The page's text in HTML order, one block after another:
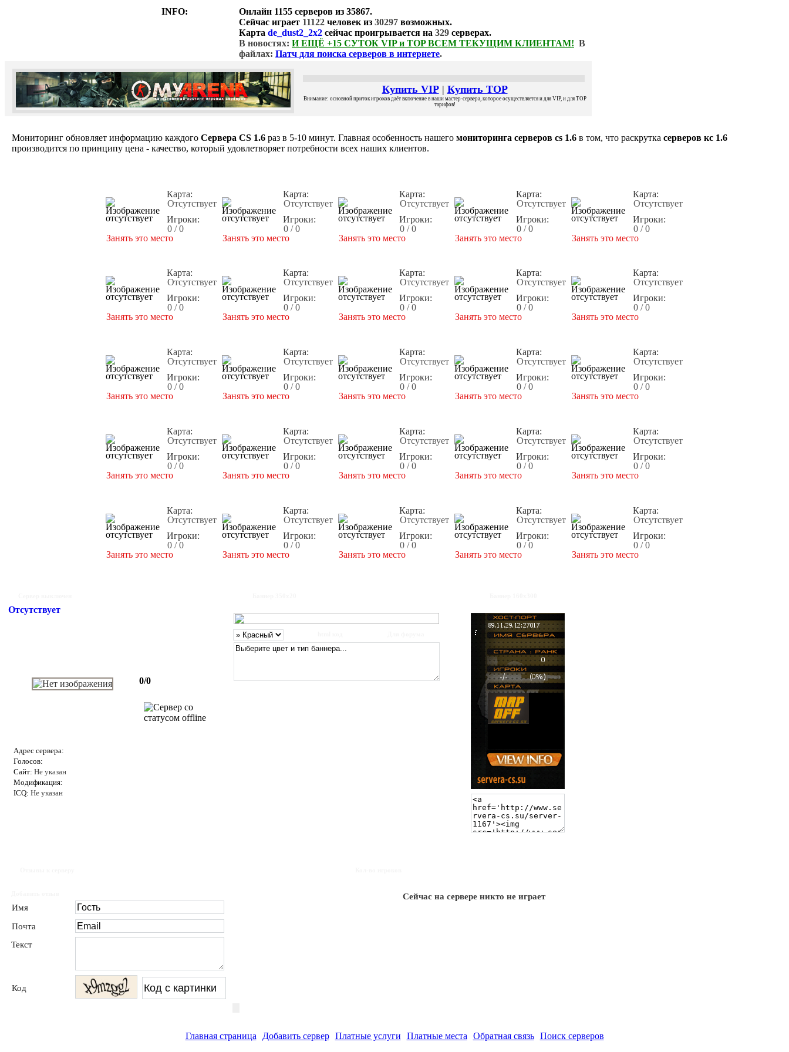
INFO: Онлайн 1155 серверов из 35867.
Сейчас играет 11122 человек из 30297 возможных.
Карта de_dust2_2x2 сейчас проигрывается на 329 серверах.
В новостях: И ЕЩЁ +15 СУТОК VIP и TOP ВСЕМ ТЕКУЩИМ КЛИЕНТАМ! В
файлах: Патч для поиска серверов в интернете.
Купить VIP| Купить TOP
Внимание: основной приток игроков даёт включение в наши мастер-сервера, которое осуществляется и для VIP, и для TOP
тарифов!
Мониторинг обновляет информацию каждого Сервера CS 1.6 раз в 5-10 минут. Главная особенность нашего мониторинга серверов cs 1.6 в том, что раскрутка серверов кс 1.6
производится по принципу цена - качество, который удовлетворяет потребности всех наших клиентов.
Карта:
Отсутствует
Игроки:
0 / 0
Занять это место
Карта:
Отсутствует
Игроки:
0 / 0
Занять это место
Карта:
Отсутствует
Игроки:
0 / 0
Занять это место
Карта:
Отсутствует
Игроки:
0 / 0
Занять это место
Карта:
Отсутствует
Игроки:
0 / 0
Занять это место
Карта:
Отсутствует
Игроки:
0 / 0
Занять это место
Карта:
Отсутствует
Игроки:
0 / 0
Занять это место
Карта:
Отсутствует
Игроки:
0 / 0
Занять это место
Карта:
Отсутствует
Игроки:
0 / 0
Занять это место
Карта:
Отсутствует
Игроки:
0 / 0
Занять это место
Карта:
Отсутствует
Игроки:
0 / 0
Занять это место
Карта:
Отсутствует
Игроки:
0 / 0
Занять это место
Карта:
Отсутствует
Игроки:
0 / 0
Занять это место
Карта:
Отсутствует
Игроки:
0 / 0
Занять это место
Карта:
Отсутствует
Игроки:
0 / 0
Занять это место
Карта:
Отсутствует
Игроки:
0 / 0
Занять это место
Карта:
Отсутствует
Игроки:
0 / 0
Занять это место
Карта:
Отсутствует
Игроки:
0 / 0
Занять это место
Карта:
Отсутствует
Игроки:
0 / 0
Занять это место
Карта:
Отсутствует
Игроки:
0 / 0
Занять это место
Карта:
Отсутствует
Игроки:
0 / 0
Занять это место
Карта:
Отсутствует
Игроки:
0 / 0
Занять это место
Карта:
Отсутствует
Игроки:
0 / 0
Занять это место
Карта:
Отсутствует
Игроки:
0 / 0
Занять это место
Карта:
Отсутствует
Игроки:
0 / 0
Занять это место
Отсутствует
0/0
Адрес сервера:
Голосов:
Сайт: Не указан
Модификация:
ICQ: Не указан
Имя
Почта
Текст
Код
Сейчас на сервере никто не играет
Главная страница Добавить сервер Платные услуги Платные места Обратная связь Поиск серверов